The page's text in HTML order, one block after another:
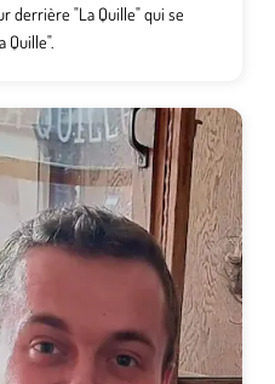
derrière "La Quille" qui se
Quille".